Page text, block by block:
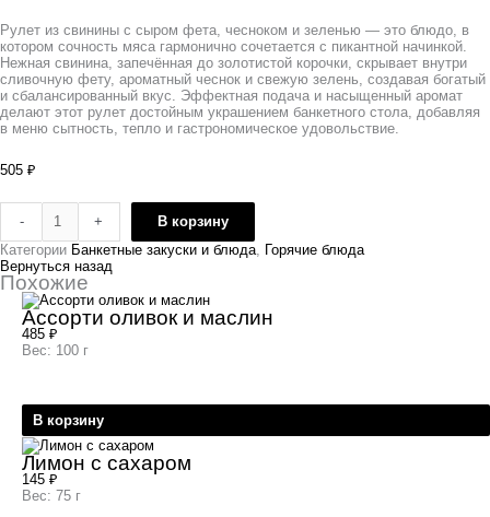
Рулет из свинины с сыром фета, чесноком и зеленью — это блюдо, в
котором сочность мяса гармонично сочетается с пикантной начинкой.
Нежная свинина, запечённая до золотистой корочки, скрывает внутри
сливочную фету, ароматный чеснок и свежую зелень, создавая богатый
и сбалансированный вкус. Эффектная подача и насыщенный аромат
делают этот рулет достойным украшением банкетного стола, добавляя
в меню сытность, тепло и гастрономическое удовольствие.
505 ₽
- +
В корзину
Категории Банкетные закуски и блюда, Горячие блюда
Вернуться назад
Похожие
Ассорти оливок и маслин
485 ₽
Вес: 100 г
В корзину
Лимон с сахаром
145 ₽
Вес: 75 г